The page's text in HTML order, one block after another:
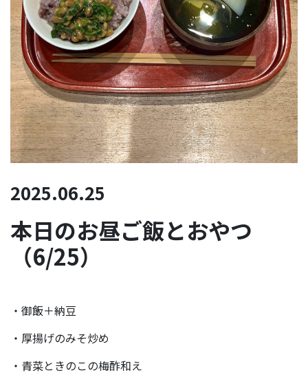
2025.06.25
本日のお昼ご飯とおやつ
（6/25）
・御飯＋納豆
・厚揚げのみそ炒め
・青菜ときのこの梅酢和え